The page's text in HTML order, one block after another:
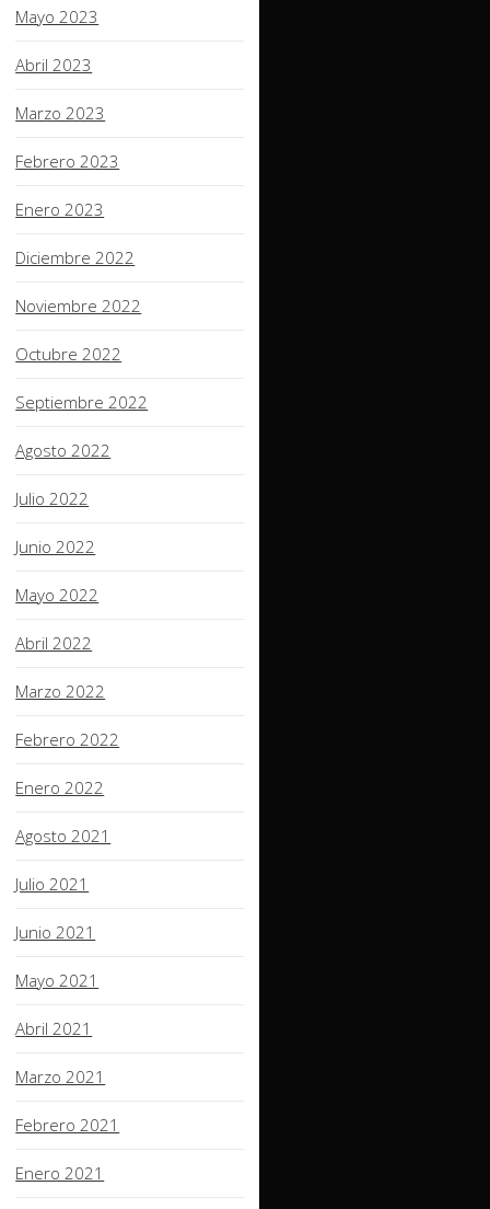
Mayo 2023
Abril 2023
Marzo 2023
Febrero 2023
Enero 2023
Diciembre 2022
Noviembre 2022
Octubre 2022
Septiembre 2022
Agosto 2022
Julio 2022
Junio 2022
Mayo 2022
Abril 2022
Marzo 2022
Febrero 2022
Enero 2022
Agosto 2021
Julio 2021
Junio 2021
Mayo 2021
Abril 2021
Marzo 2021
Febrero 2021
Enero 2021